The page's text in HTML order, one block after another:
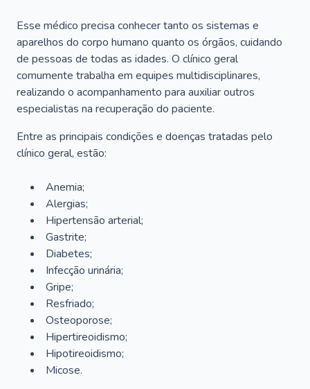
Esse médico precisa conhecer tanto os sistemas e
aparelhos do corpo humano quanto os órgãos, cuidando
de pessoas de todas as idades. O clínico geral
comumente trabalha em equipes multidisciplinares,
realizando o acompanhamento para auxiliar outros
especialistas na recuperação do paciente.
Entre as principais condições e doenças tratadas pelo
clínico geral, estão:
Anemia;
Alergias;
Hipertensão arterial;
Gastrite;
Diabetes;
Infecção urinária;
Gripe;
Resfriado;
Osteoporose;
Hipertireoidismo;
Hipotireoidismo;
Micose.